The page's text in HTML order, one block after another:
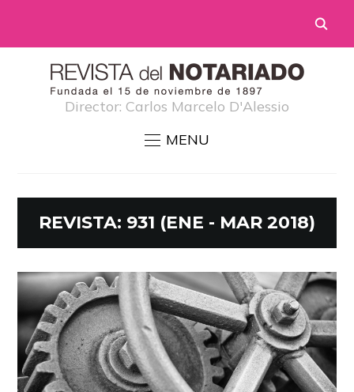
Director: Carlos Marcelo D'Alessio
MENU
REVISTA: 931 (ENE - MAR 2018)